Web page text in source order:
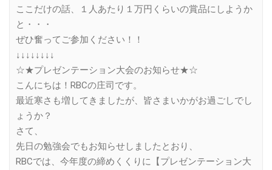
ここだけの話、１人あたり１万円くらいの賞品にしようか
と・・・
ぜひ奮ってご参加ください！！
↓↓↓↓↓↓↓↓
☆★プレゼンテーション大会のお知らせ★☆
こんにちは！RBCの庄司です。
最近寒さも増してきましたが、皆さまいかがお過ごしでし
ょうか？
さて、
先日の勉強会でもお知らせしましたとおり、
RBCでは、今年度の締めくくりに【プレゼンテーション大